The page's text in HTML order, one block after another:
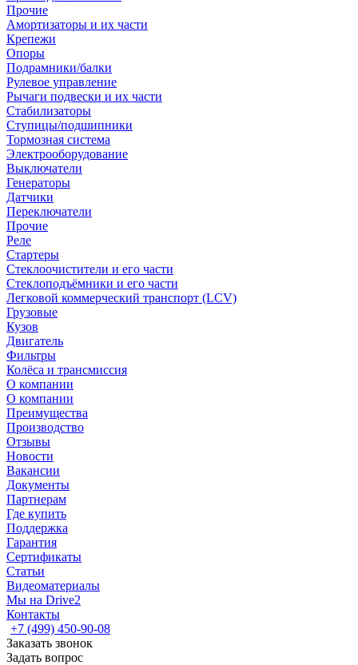
Прочие
Амортизаторы и их части
Крепежи
Опоры
Подрамники/балки
Рулевое управление
Рычаги подвески и их части
Стабилизаторы
Ступицы/подшипники
Тормозная система
Электрооборудование
Выключатели
Генераторы
Датчики
Переключатели
Прочие
Реле
Стартеры
Стеклоочистители и его части
Стеклоподъёмники и его части
Легковой коммерческий транспорт (LCV)
Грузовые
Кузов
Двигатель
Фильтры
Колёса и трансмиссия
О компании
О компании
Преимущества
Производство
Отзывы
Новости
Вакансии
Документы
Партнерам
Где купить
Поддержка
Гарантия
Сертификаты
Статьи
Видеоматериалы
Мы на Drive2
Контакты
+7 (499) 450-90-08
Заказать звонок
Задать вопрос